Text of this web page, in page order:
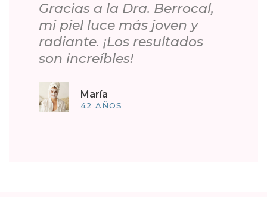
Gracias a la Dra. Berrocal,
mi piel luce más joven y
radiante. ¡Los resultados
son increíbles!
María
42 AÑOS